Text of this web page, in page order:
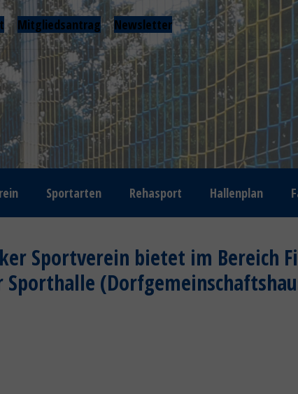
Mitgliedsantrag Newsletter
Sportarten Rehasport Hallenplan
Sportverein bietet im Bereich